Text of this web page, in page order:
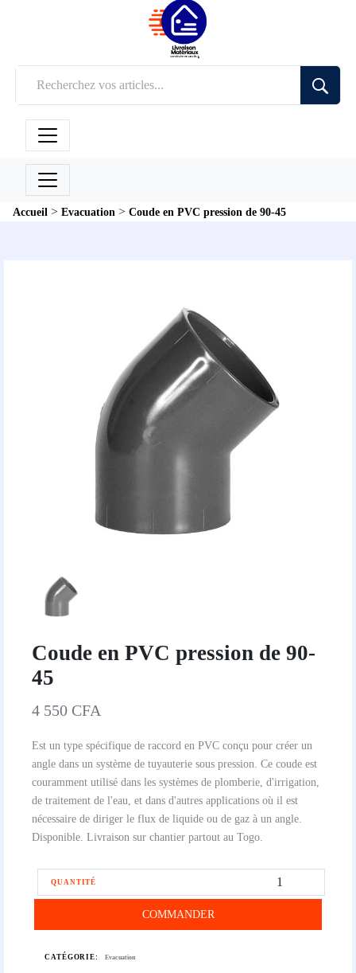
Accueil > Evacuation > Coude en PVC pression de 90-45
Coude en PVC pression de 90-
45
4 550 CFA
Est un type spécifique de raccord en PVC conçu pour créer un
angle dans un système de tuyauterie sous pression. Ce coude est
couramment utilisé dans les systèmes de plomberie, d'irrigation,
de traitement de l'eau, et dans d'autres applications où il est
nécessaire de diriger le flux de liquide ou de gaz à un angle.
Disponible. Livraison sur chantier partout au Togo.
QUANTITÉ
COMMANDER
CATÉGORIE: Evacuation